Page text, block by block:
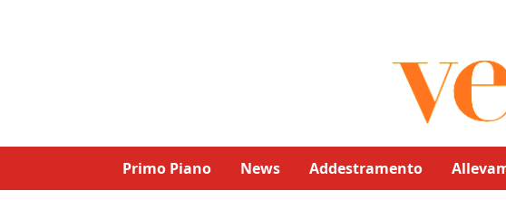
Primo Piano News Addestramento